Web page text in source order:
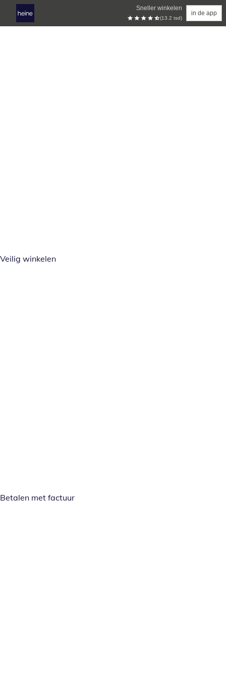
Sneller winkelen
(13.2 tsd)
in de app
Veilig winkelen
Betalen met factuur